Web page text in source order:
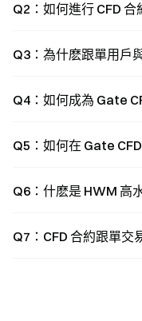
Q2：如何進行 CFD 合
Q3：為什麽跟單用戶
Q4：如何成為 Gate
Q5：如何在 Gate
Q6：什麽是 HWM 高
Q7：CFD 合約跟單交